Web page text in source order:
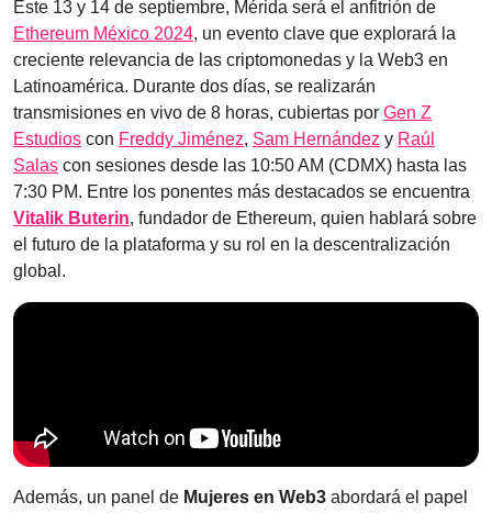
Este 13 y 14 de septiembre, Mérida será el anfitrión de
Ethereum México 2024, un evento clave que explorará la
creciente relevancia de las criptomonedas y la Web3 en
Latinoamérica. Durante dos días, se realizarán
transmisiones en vivo de 8 horas, cubiertas por Gen Z
Estudios con Freddy Jiménez, Sam Hernández y Raúl
Salas con sesiones desde las 10:50 AM (CDMX) hasta las
7:30 PM. Entre los ponentes más destacados se encuentra
Vitalik Buterin, fundador de Ethereum, quien hablará sobre
el futuro de la plataforma y su rol en la descentralización
global.
Además, un panel de Mujeres en Web3 abordará el papel